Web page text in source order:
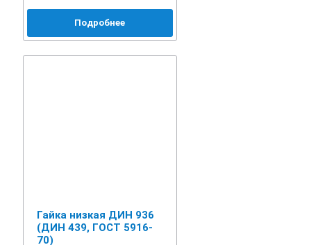
Подробнее
Гайка низкая ДИН 936
(ДИН 439, ГОСТ 5916-
70)